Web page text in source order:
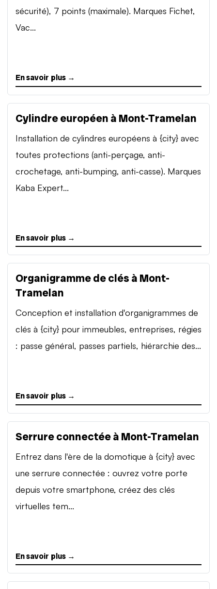
sécurité), 7 points (maximale). Marques Fichet,
Vac...
En savoir plus →
Cylindre européen à Mont-Tramelan
Installation de cylindres européens à {city} avec
toutes protections (anti-perçage, anti-
crochetage, anti-bumping, anti-casse). Marques
Kaba Expert...
En savoir plus →
Organigramme de clés à Mont-
Tramelan
Conception et installation d'organigrammes de
clés à {city} pour immeubles, entreprises, régies
: passe général, passes partiels, hiérarchie des...
En savoir plus →
Serrure connectée à Mont-Tramelan
Entrez dans l'ère de la domotique à {city} avec
une serrure connectée : ouvrez votre porte
depuis votre smartphone, créez des clés
virtuelles tem...
En savoir plus →